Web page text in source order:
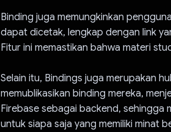
Binding juga memungkinkan
dapat dicetak, lengkap dengan link
Fitur ini memastikan bahwa materi
Selain itu, Bindings juga merupakan
memublikasikan binding mereka,
Firebase sebagai backend, sehingga
untuk siapa saja yang memiliki minat